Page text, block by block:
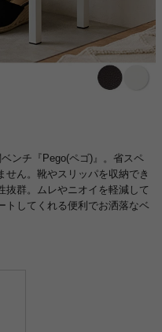
ンチ『Pego(ペゴ)』。省スペ
せん。靴やスリッパを収納でき
抜群。ムレやニオイを軽減して
トしてくれる便利でお洒落なベ